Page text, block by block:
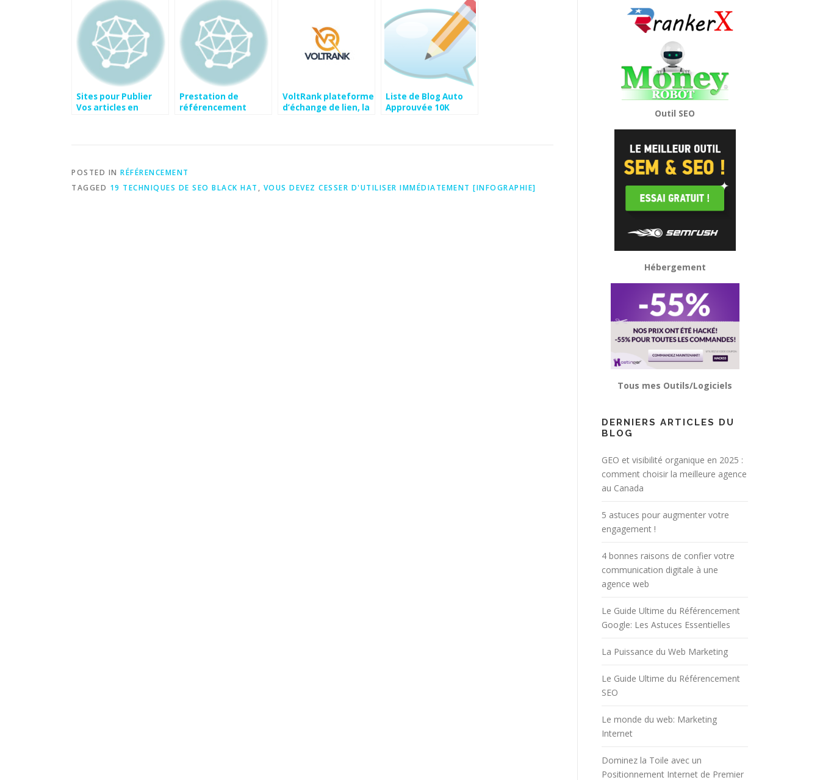
Sites pour Publier
Vos articles en
Prestation de
référencement
VoltRank plateforme
d’échange de lien, la
Liste de Blog Auto
Approuvée 10K
POSTED IN RÉFÉRENCEMENT
TAGGED 19 TECHNIQUES DE SEO BLACK HAT , VOUS DEVEZ CESSER D'UTILISER IMMÉDIATEMENT [INFOGRAPHIE]
Outil SEO
Hébergement
Tous mes Outils/Logiciels
DERNIERS ARTICLES DU
BLOG
GEO et visibilité organique en 2025 :
comment choisir la meilleure agence
au Canada
5 astuces pour augmenter votre
engagement !
4 bonnes raisons de confier votre
communication digitale à une
agence web
Le Guide Ultime du Référencement
Google: Les Astuces Essentielles
La Puissance du Web Marketing
Le Guide Ultime du Référencement
SEO
Le monde du web: Marketing
Internet
Dominez la Toile avec un
Positionnement Internet de Premier